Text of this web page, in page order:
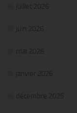
juillet 2026
juin 2026
mai 2026
janvier 2026
décembre 2025